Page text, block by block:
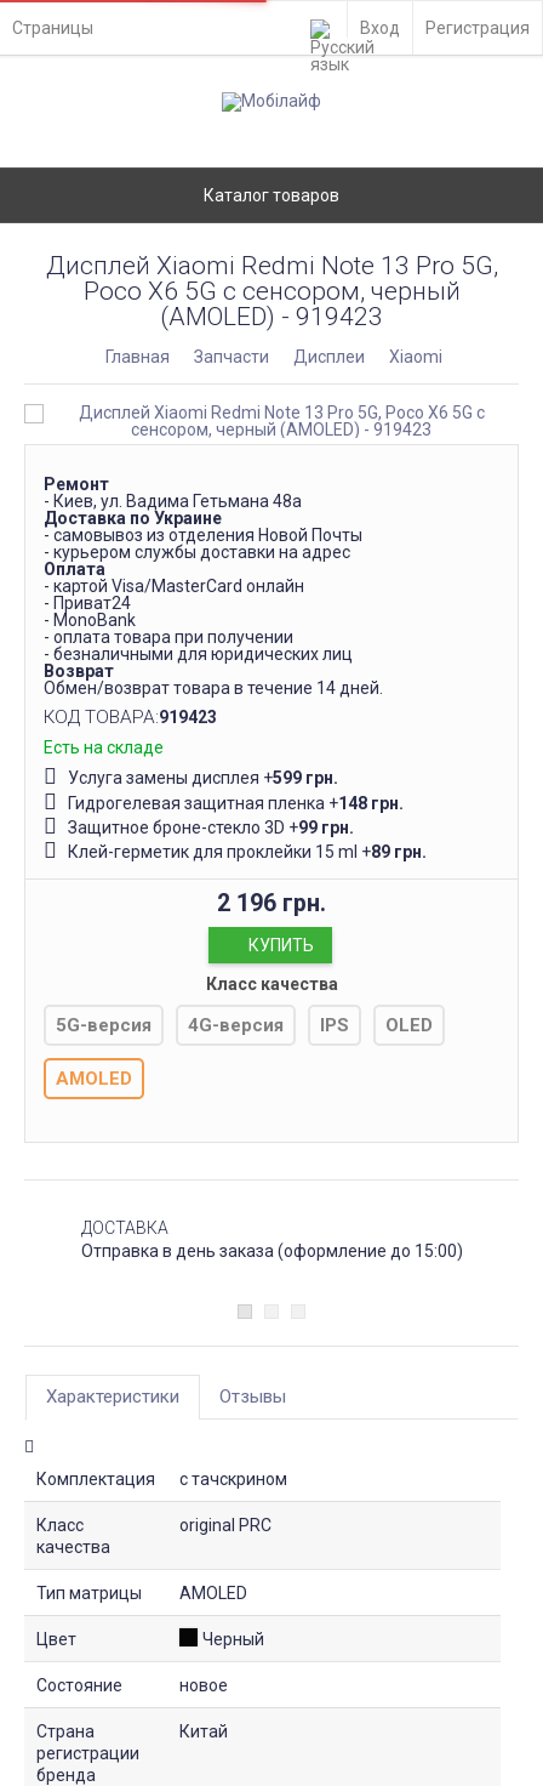
Страницы Вход Регистрация
Каталог товаров
Дисплей Xiaomi Redmi Note 13 Pro 5G,
Poco X6 5G с сенсором, черный
(AMOLED) - 919423
Главная Запчасти Дисплеи Xiaomi
Ремонт
- Киев, ул. Вадима Гетьмана 48а
Доставка по Украине
- самовывоз из отделения Новой Почты
- курьером службы доставки на адрес
Оплата
- картой Visa/MasterCard онлайн
- Приват24
- MonoBank
- оплата товара при получении
- безналичными для юридических лиц
Возврат
Обмен/возврат товара в течение 14 дней.
КОД ТОВАРА:919423
Есть на складе
Услуга замены дисплея +599 грн.
Гидрогелевая защитная пленка +148 грн.
Защитное броне-стекло 3D +99 грн.
Клей-герметик для проклейки 15 ml +89 грн.
2 196 грн.
КУПИТЬ
Класс качества
5G-версия 4G-версия IPS OLED
AMOLED
ДОСТАВКА
Отправка в день заказа (оформление до 15:00)
Характеристики Отзывы
Комплектация с тачскрином
Класс
качества
original PRC
Тип матрицы AMOLED
Цвет Черный
Состояние новое
Страна
регистрации
бренда
Китай